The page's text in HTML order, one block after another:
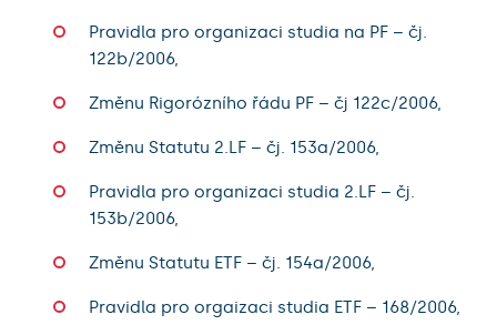
Pravidla pro organizaci studia na PF – čj.
122b/2006,
Změnu Rigorózního řádu PF – čj 122c/2006,
Změnu Statutu 2.LF – čj. 153a/2006,
Pravidla pro organizaci studia 2.LF – čj.
153b/2006,
Změnu Statutu ETF – čj. 154a/2006,
Pravidla pro orgaizaci studia ETF – 168/2006,